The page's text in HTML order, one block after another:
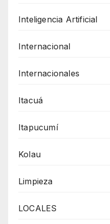
Inteligencia Artificial
Internacional
Internacionales
Itacuá
Itapucumí
Kolau
Limpieza
LOCALES